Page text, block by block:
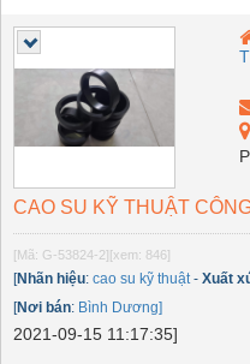
CAO SU KỸ THUẬT
[Mã: G-53824-2] [xem: 846]
[Nhãn hiệu: cao su kỹ thuật- Xuất
[Nơi bán: Bình Dương]
2021-09-15 11:17:35]